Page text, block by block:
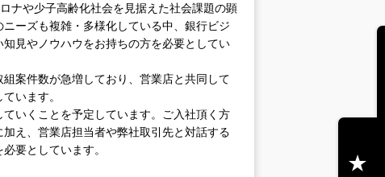
ナや少子高齢化社会を見据えた社会課題の顕
ーズも複雑・多様化している中、銀行ビジ
見やノウハウをお持ちの方を必要としてい
案件数が急増しており、営業店と共同して
います。
いくことを予定しています。ご入社頂く方
え、営業店担当者や弊社取引先と対話する
要としています。